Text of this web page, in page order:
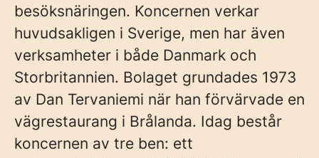
besöksnäringen. Koncernen verkar
huvudsakligen i Sverige, men har även
verksamheter i både Danmark och
Storbritannien. Bolaget grundades 1973
av Dan Tervaniemi när han förvärvade en
vägrestaurang i Brålanda. Idag består
koncernen av tre ben: ett